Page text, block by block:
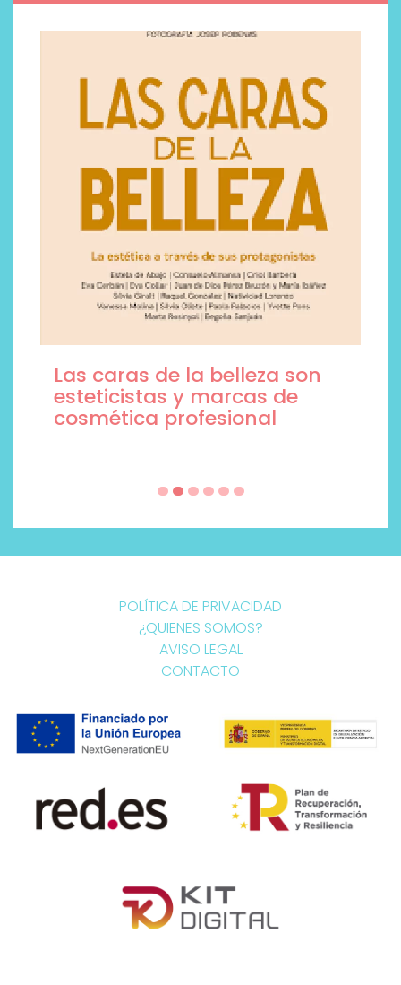
Las caras de la belleza son
esteticistas y marcas de
cosmética profesional
POLÍTICA DE PRIVACIDAD
¿QUIENES SOMOS?
AVISO LEGAL
CONTACTO